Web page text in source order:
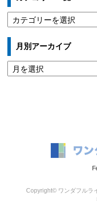
テ
ゴ
ー
一
覧
月別アーカイブ
月
別
Copyright© ワンダフル